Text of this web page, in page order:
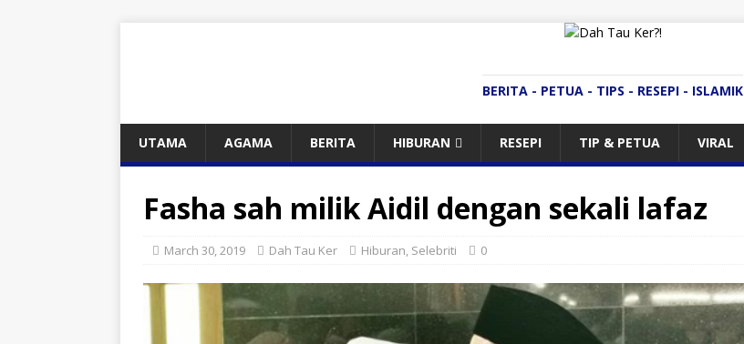
BERITA - PETUA - TIPS - RESEPI - ISLAMIK
UTAMA AGAMA BERITA HIBURAN RESEPI TIP & PETUA VIRAL
Fasha sah milik Aidil dengan sekali lafaz
March 30, 2019 Dah Tau Ker Hiburan, Selebriti 0